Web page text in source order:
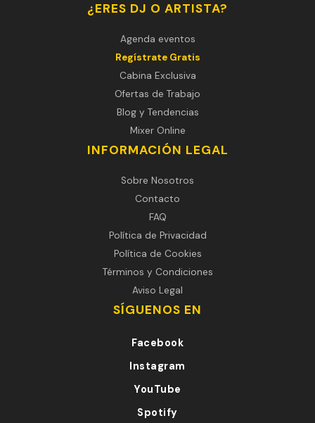
¿ERES DJ O ARTISTA?
Agenda eventos
Regístrate Gratis
Cabina Exclusiva
Ofertas de Trabajo
Blog y Tendencias
Mixer Online
INFORMACIÓN LEGAL
Sobre Nosotros
Contacto
FAQ
Política de Privacidad
Política de Cookies
Términos y Condiciones
Aviso Legal
SÍGUENOS EN
Facebook
Instagram
YouTube
Spotify